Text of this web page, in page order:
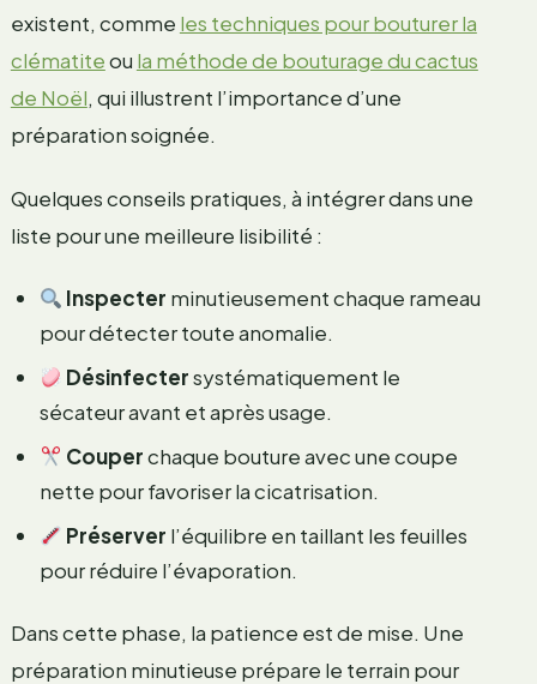
existent, comme les techniques pour bouturer la
clématiteou la méthode de bouturage du cactus
de Noël, qui illustrent l’importance d’une
préparation soignée.
Quelques conseils pratiques, à intégrer dans une
liste pour une meilleure lisibilité :
Inspecter minutieusement chaque rameau
pour détecter toute anomalie.
Désinfectersystématiquement le
sécateur avant et après usage.
Couperchaque bouture avec une coupe
nette pour favoriser la cicatrisation.
Préserver l’équilibre en taillant les feuilles
pour réduire l’évaporation.
Dans cette phase, la patience est de mise. Une
préparation minutieuse prépare le terrain pour